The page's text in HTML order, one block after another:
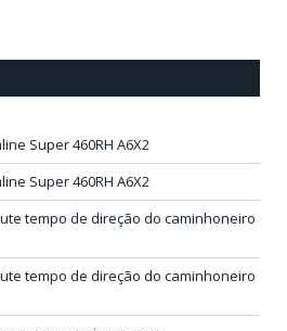
Super 460RH A6X2
Super 460RH A6X2
tempo de direção do caminhoneiro
tempo de direção do caminhoneiro